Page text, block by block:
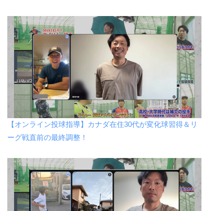
【オンライン投球指導】カナダ在住30代が変化球習得＆リ
ーグ戦直前の最終調整！